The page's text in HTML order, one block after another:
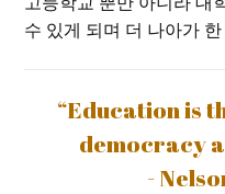
수 있게 되며 더 나아가
“Education is
democracy
-